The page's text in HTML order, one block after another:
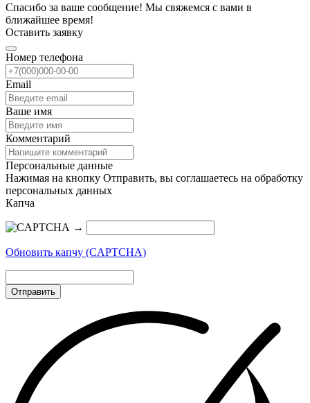
Спасибо за ваше сообщение! Мы свяжемся с вами в
ближайшее время!
Оставить заявку
Номер телефона
Email
Ваше имя
Комментарий
Персональные данные
Нажимая на кнопку Отправить, вы соглашаетесь на обработку
персональных данных
Капча
→
Обновить капчу (CAPTCHA)
Отправить